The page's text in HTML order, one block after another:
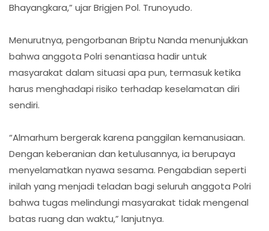
Bhayangkara,” ujar Brigjen Pol. Trunoyudo.
Menurutnya, pengorbanan Briptu Nanda menunjukkan
bahwa anggota Polri senantiasa hadir untuk
masyarakat dalam situasi apa pun, termasuk ketika
harus menghadapi risiko terhadap keselamatan diri
sendiri.
“Almarhum bergerak karena panggilan kemanusiaan.
Dengan keberanian dan ketulusannya, ia berupaya
menyelamatkan nyawa sesama. Pengabdian seperti
inilah yang menjadi teladan bagi seluruh anggota Polri
bahwa tugas melindungi masyarakat tidak mengenal
batas ruang dan waktu,” lanjutnya.